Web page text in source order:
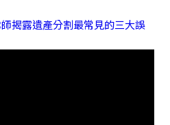
揭露遺產分割最常見的三大誤